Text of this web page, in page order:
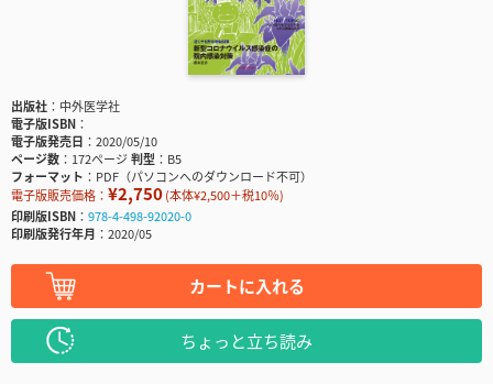
出版社
中外医学社
電子版ISBN
電子版発売日
2020/05/10
ページ数
172ページ判型
B5
フォーマット
PDF（パソコンへのダウンロード不可）
電子版販売価格： ¥2,750(本体¥2,500＋税10％)
印刷版ISBN
978-4-498-92020-0
印刷版発行年月
2020/05
カートに入れる
ちょっと立ち読み